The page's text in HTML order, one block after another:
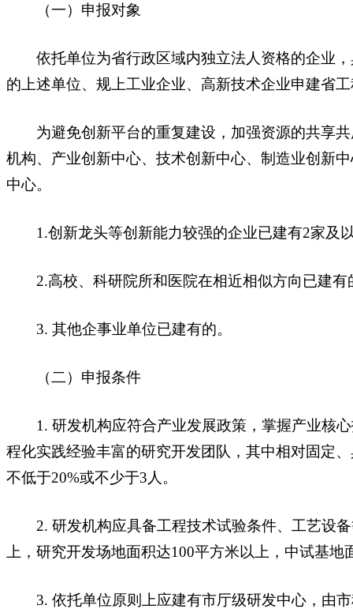
（一）申报对象
依托单位为省行政区域内独立法人资格的企业，
的上述单位、规上工业企业、高新技术企业申建省
为避免创新平台的重复建设，加强资源的共享共
机构、产业创新中心、技术创新中心、制造业创新
中心。
1.创新龙头等创新能力较强的企业已建有2家及
2.高校、科研院所和医院在相近相似方向已建有
3. 其他企事业单位已建有的。
（二）申报条件
1. 研发机构应符合产业发展政策，掌握产业核心
程化实践经验丰富的研究开发团队，其中相对固定
不低于20%或不少于3人。
2. 研发机构应具备工程技术试验条件、工艺设备
上，研究开发场地面积达100平方米以上，中试基地
3. 依托单位原则上应建有市厅级研发中心，由市